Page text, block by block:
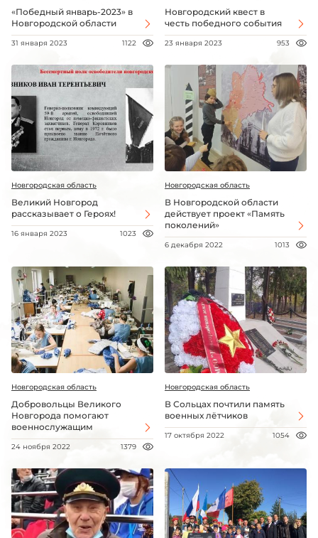
«Победный январь-2023» в
Новгородской области
31 января 2023 1122
Новгородский квест в
честь победного события
23 января 2023 953
Новгородская область
Великий Новгород
рассказывает о Героях!
16 января 2023 1023
Новгородская область
В Новгородской области
действует проект «Память
поколений»
6 декабря 2022 1013
Новгородская область
Добровольцы Великого
Новгорода помогают
военнослужащим
24 ноября 2022 1379
Новгородская область
В Сольцах почтили память
военных лётчиков
17 октября 2022 1054